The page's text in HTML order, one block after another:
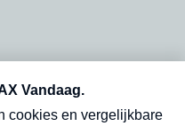
dinsdagochtend in